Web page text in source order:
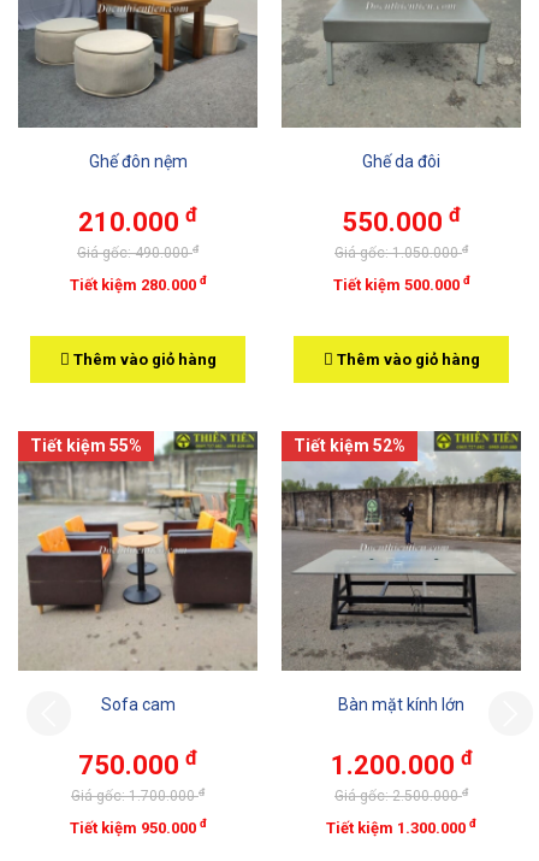
Ghế đôn nệm
210.000 đ
Giá gốc: 490.000đ
Tiết kiệm 280.000 đ
Thêm vào giỏ hàng
Ghế da đôi
550.000 đ
Giá gốc: 1.050.000đ
Tiết kiệm 500.000 đ
Thêm vào giỏ hàng
Tiết kiệm 55%
Sofa cam
750.000 đ
Giá gốc: 1.700.000đ
Tiết kiệm 950.000 đ
Tiết kiệm 52%
Bàn mặt kính lớn
1.200.000 đ
Giá gốc: 2.500.000đ
Tiết kiệm 1.300.000 đ
Previous